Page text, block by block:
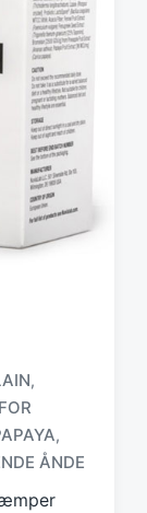
,
FOR
,
ÅNDE